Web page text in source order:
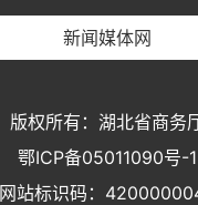
新闻媒体网
版权所有：湖北省商务
鄂ICP备05011090号-1
网站标识码：